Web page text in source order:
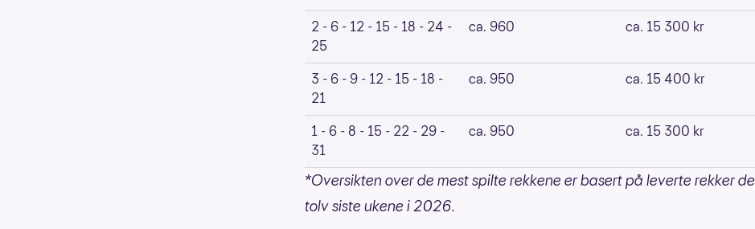
2 - 6 - 12 - 15 - 18 - 24 -
25
ca. 960 ca. 15 300 kr
3 - 6 - 9 - 12 - 15 - 18 -
21
ca. 950 ca. 15 400 kr
1 - 6 - 8 - 15 - 22 - 29 -
31
ca. 950 ca. 15 300 kr
*Oversikten over de mest spilte rekkene er basert på leverte rekker de
tolv siste ukene i 2026.